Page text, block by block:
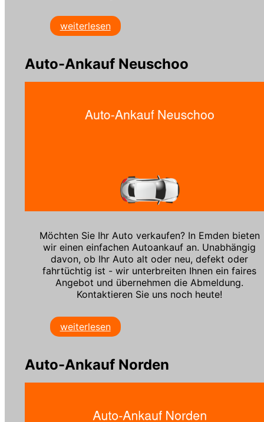
weiterlesen
Auto-Ankauf Neuschoo
Möchten Sie Ihr Auto verkaufen? In Emden bieten
wir einen einfachen Autoankauf an. Unabhängig
davon, ob Ihr Auto alt oder neu, defekt oder
fahrtüchtig ist - wir unterbreiten Ihnen ein faires
Angebot und übernehmen die Abmeldung.
Kontaktieren Sie uns noch heute!
weiterlesen
Auto-Ankauf Norden